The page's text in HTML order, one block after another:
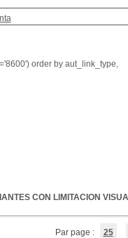
order by aut_link_type,
CON LIMITACION
Par page : 25